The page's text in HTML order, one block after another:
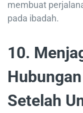
membuat
pada ibadah.
10.
Setelah